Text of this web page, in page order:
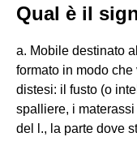
Qual è il
a. Mobile destinato
formato in modo
distesi: il fusto (o
spalliere, i
del l., la parte dove